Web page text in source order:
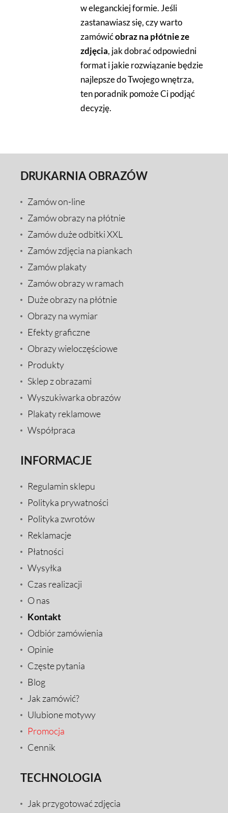
w eleganckiej formie. Jeśli
zastanawiasz się, czy warto
zamówićobraz na płótnie ze
zdjęcia, jak dobrać odpowiedni
format i jakie rozwiązanie będzie
najlepsze do Twojego wnętrza,
ten poradnik pomoże Ci podjąć
decyzję.
DRUKARNIA OBRAZÓW
Zamów on-line
Zamów obrazy na płótnie
Zamów duże odbitki XXL
Zamów zdjęcia na piankach
Zamów plakaty
Zamów obrazy w ramach
Duże obrazy na płótnie
Obrazy na wymiar
Efekty graficzne
Obrazy wieloczęściowe
Produkty
Sklep z obrazami
Wyszukiwarka obrazów
Plakaty reklamowe
Współpraca
INFORMACJE
Regulamin sklepu
Polityka prywatności
Polityka zwrotów
Reklamacje
Płatności
Wysyłka
Czas realizacji
O nas
Kontakt
Odbiór zamówienia
Opinie
Częste pytania
Blog
Jak zamówić?
Ulubione motywy
Promocja
Cennik
TECHNOLOGIA
Jak przygotować zdjęcia